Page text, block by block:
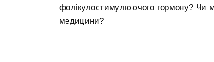
фолікулостимулюючого гормону? Чи
медицини?